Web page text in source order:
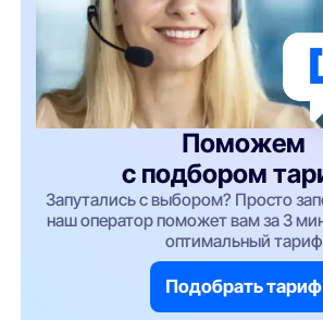
Поможем
с подбором
Запутались с выбором? Просто
наш оператор поможет вам за 3
оптимальный тариф
Подобрать тариф